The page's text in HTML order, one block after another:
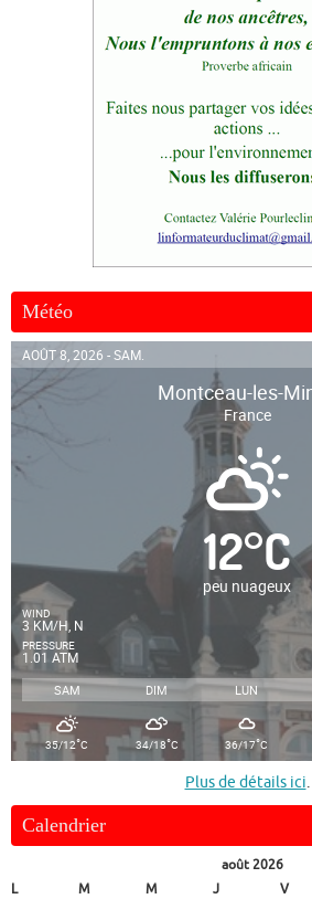
Météo
AOÛT 8, 2026 - SAM.
Montceau-les-
France
12°C
peu nuageux
WIND
3 KM/H, N
PRESSURE
1.01 ATM
SAM DIM LUN
35/12°C 34/18°C 36/17°C
Plus de détails ici.
Calendrier
août 2026
L
M M J V